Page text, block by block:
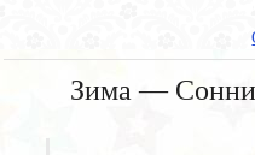
Зима —